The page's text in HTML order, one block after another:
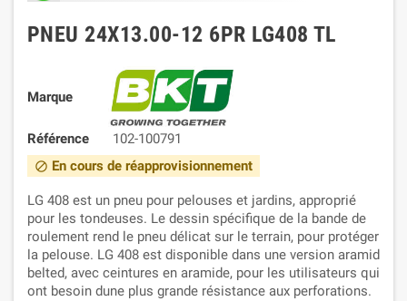
PNEU 24X13.00-12 6PR LG408 TL
Marque
Référence 102-100791
block En cours de réapprovisionnement
LG 408 est un pneu pour pelouses et jardins, approprié
pour les tondeuses. Le dessin spécifique de la bande de
roulement rend le pneu délicat sur le terrain, pour protéger
la pelouse. LG 408 est disponible dans une version aramid
belted, avec ceintures en aramide, pour les utilisateurs qui
ont besoin dune plus grande résistance aux perforations.